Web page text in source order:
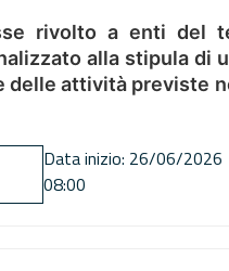
rivolto a enti del
alla stipula di
attività previste
Data inizio: 26/06/2026
08:00